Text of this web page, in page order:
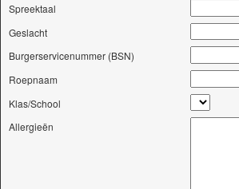
Spreektaal
Geslacht
Burgerservicenummer (BSN)
Roepnaam
Klas/School
Allergieën